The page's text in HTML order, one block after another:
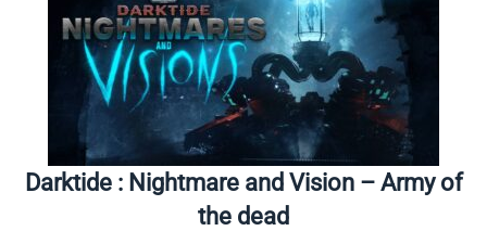
Darktide : Nightmare and Vision – Army of
the dead